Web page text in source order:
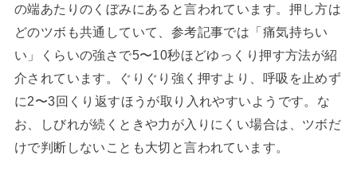
の端あたりのくぼみにあると言われています。押し方は
どのツボも共通していて、参考記事では「痛気持ちい
い」くらいの強さで5〜10秒ほどゆっくり押す方法が紹
介されています。ぐりぐり強く押すより、呼吸を止めず
に2〜3回くり返すほうが取り入れやすいようです。な
お、しびれが続くときや力が入りにくい場合は、ツボだ
けで判断しないことも大切と言われています。